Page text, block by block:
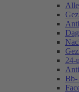
24-
Bb-